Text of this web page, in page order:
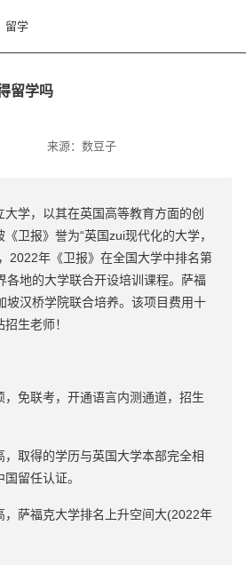
留学
留学吗
来源： 数豆子
学，以其在英国高等教育方面的创
卫报》誉为“英国zui现代化的大学，
2022年《卫报》在全国大学中排名第
各地的大学联合开设培训课程。萨福
坡汉桥学院联合培养。该项目费用十
生老师！
免联考，开通语言内测通道，招生
，取得的学历与英国大学本部完全相
留任认证。
，萨福克大学排名上升空间大(2022年